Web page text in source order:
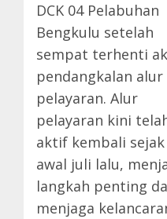
DCK 04 Pelabuhan
Bengkulu setelah
sempat terhenti
pendangkalan alur
pelayaran. Alur
pelayaran kini
aktif kembali sejak
awal juli lalu,
langkah penting
menjaga